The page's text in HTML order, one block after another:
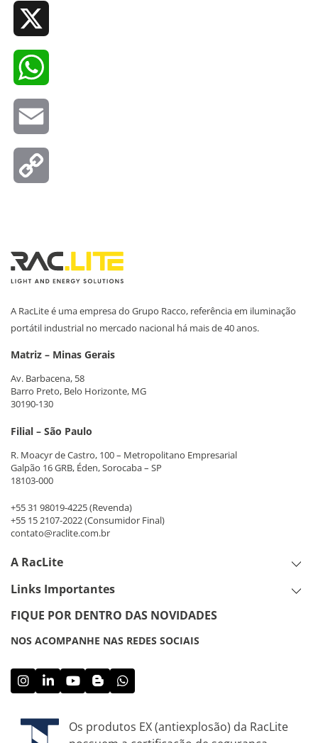
A RacLite é uma empresa do Grupo Racco, referência em iluminação
portátil industrial no mercado nacional há mais de 40 anos.
Matriz – Minas Gerais
Av. Barbacena, 58
Barro Preto, Belo Horizonte, MG
30190-130
Filial – São Paulo
R. Moacyr de Castro, 100 – Metropolitano Empresarial
Galpão 16 GRB, Éden, Sorocaba – SP
18103-000
+55 31 98019-4225(Revenda)
+55 15 2107-2022(Consumidor Final)
contato@raclite.com.br
A RacLite
Links Importantes
FIQUE POR DENTRO DAS NOVIDADES
NOS ACOMPANHE NAS REDES SOCIAIS
Os produtos EX (antiexplosão) da RacLite